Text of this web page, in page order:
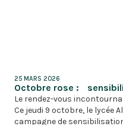
25 MARS 2026
Octobre rose :
Le rendez-vous
Ce jeudi 9 octobre, le lycée
campagne de
pour soutenir cet